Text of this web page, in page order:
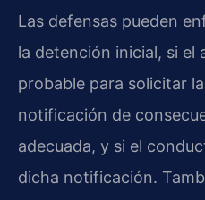
Las defensas pueden
la detención inicial, si el
probable para solicitar
notificación de
adecuada, y si el
dicha notificación.